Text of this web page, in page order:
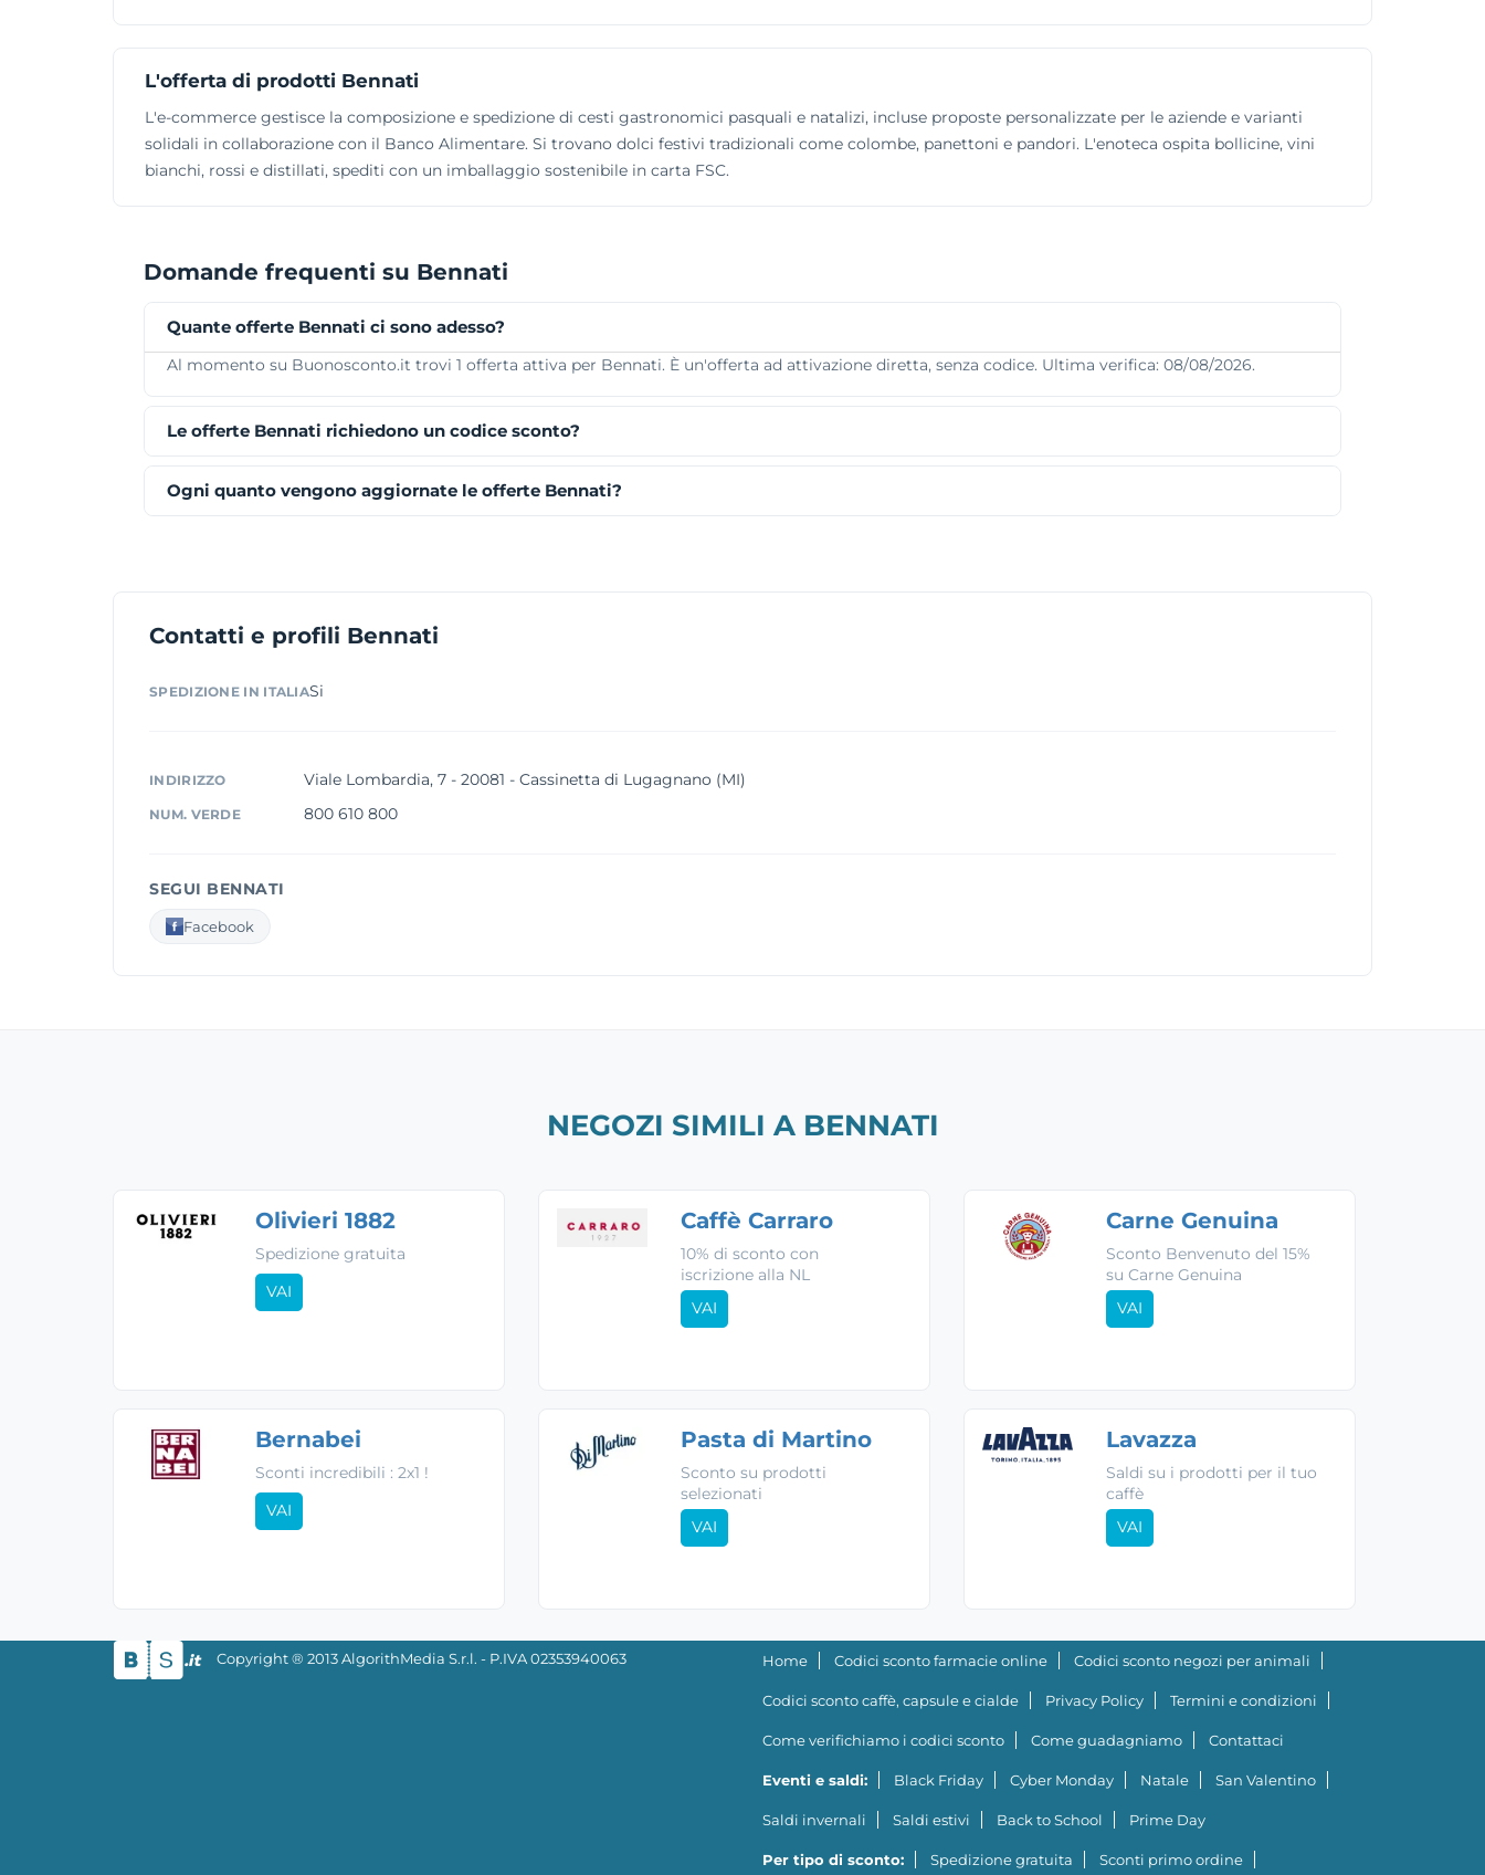
L'offerta di prodotti Bennati
L'e-commerce gestisce la composizione e spedizione di cesti gastronomici pasquali e natalizi, incluse proposte personalizzate per le aziende e varianti
solidali in collaborazione con il Banco Alimentare. Si trovano dolci festivi tradizionali come colombe, panettoni e pandori. L'enoteca ospita bollicine, vini
bianchi, rossi e distillati, spediti con un imballaggio sostenibile in carta FSC.
Domande frequenti su Bennati
Quante offerte Bennati ci sono adesso?
Al momento su Buonosconto.it trovi 1 offerta attiva per Bennati. È un'offerta ad attivazione diretta, senza codice. Ultima verifica: 08/08/2026.
Le offerte Bennati richiedono un codice sconto?
Ogni quanto vengono aggiornate le offerte Bennati?
Contatti e profili Bennati
SPEDIZIONE IN ITALIASi
INDIRIZZO Viale Lombardia, 7 - 20081 - Cassinetta di Lugagnano (MI)
NUM. VERDE 800 610 800
SEGUI BENNATI
Facebook
NEGOZI SIMILI A BENNATI
Olivieri 1882
Spedizione gratuita
VAI
Caffè Carraro
10% di sconto con
iscrizione alla NL
VAI
Carne Genuina
Sconto Benvenuto del 15%
su Carne Genuina
VAI
Bernabei
Sconti incredibili : 2x1 !
VAI
Pasta di Martino
Sconto su prodotti
selezionati
VAI
Lavazza
Saldi su i prodotti per il tuo
caffè
VAI
Copyright ® 2013 AlgorithMedia S.r.l. - P.IVA 02353940063 Home Codici sconto farmacie online Codici sconto negozi per animali
Codici sconto caffè, capsule e cialde Privacy Policy Termini e condizioni
Come verifichiamo i codici sconto Come guadagniamo Contattaci
Eventi e saldi: Black Friday Cyber Monday Natale San Valentino
Saldi invernali Saldi estivi Back to School Prime Day
Per tipo di sconto: Spedizione gratuita Sconti primo ordine